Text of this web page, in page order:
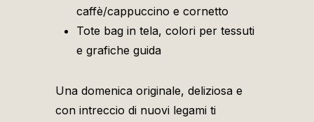
caffè/cappuccino e cornetto
Tote bag in tela, colori per tessuti
e grafiche guida
Una domenica originale, deliziosa e
con intreccio di nuovi legami ti